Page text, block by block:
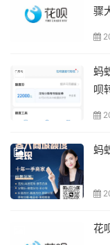
骤
蚂
呗
蚂
花